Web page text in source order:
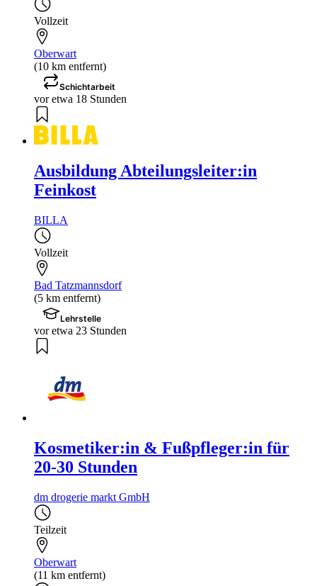
Vollzeit
Oberwart
(10 km entfernt)
Schichtarbeit
vor etwa 18 Stunden
Ausbildung Abteilungsleiter:in
Feinkost
BILLA
Vollzeit
Bad Tatzmannsdorf
(5 km entfernt)
Lehrstelle
vor etwa 23 Stunden
Kosmetiker:in & Fußpfleger:in für
20-30 Stunden
dm drogerie markt GmbH
Teilzeit
Oberwart
(11 km entfernt)